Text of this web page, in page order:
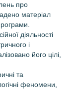
про
матеріал
діяльності
і
його цілі,
та
феномени,